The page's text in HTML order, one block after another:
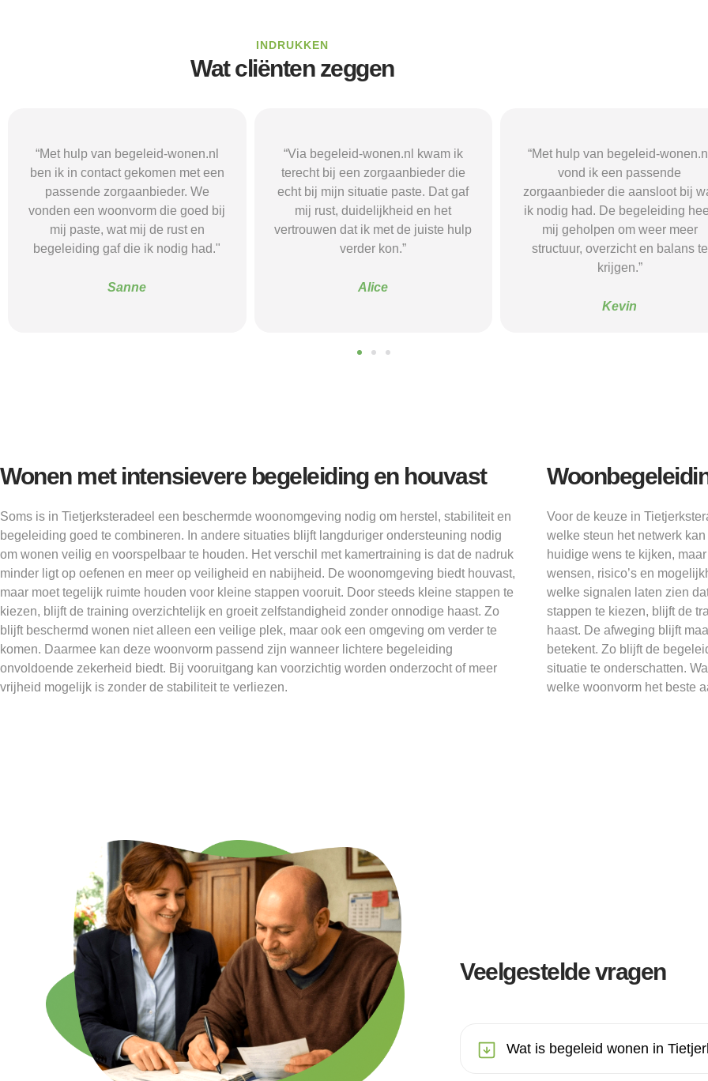
INDRUKKEN
Wat cliënten zeggen
“Via begeleid-wonen.nl kwam ik
terecht bij een zorgaanbieder die
echt bij mijn situatie paste. Dat gaf
mij rust, duidelijkheid en het
vertrouwen dat ik met de juiste hulp
verder kon.”
Alice
“Met hulp van begeleid-wonen.nl
vond ik een passende
zorgaanbieder die aansloot bij wat
ik nodig had. De begeleiding heeft
mij geholpen om weer meer
structuur, overzicht en balans te
“Met hulp van begeleid-wonen.nl
ben ik in contact gekomen met
passende zorgaanbieder. We
vonden een woonvorm die goed
mij paste, wat mij de rust en
begeleiding gaf die ik nodig had."
Wonen met intensievere begeleiding en houvast
Soms is in Tietjerksteradeel een beschermde woonomgeving nodig om herstel, stabiliteit en
begeleiding goed te combineren. In andere situaties blijft langduriger ondersteuning nodig
om wonen veilig en voorspelbaar te houden. Het verschil met kamertraining is dat de nadruk
minder ligt op oefenen en meer op veiligheid en nabijheid. De woonomgeving biedt houvast,
maar moet tegelijk ruimte houden voor kleine stappen vooruit. Door steeds kleine stappen te
kiezen, blijft de training overzichtelijk en groeit zelfstandigheid zonder onnodige haast. Zo
blijft beschermd wonen niet alleen een veilige plek, maar ook een omgeving om verder te
komen. Daarmee kan deze woonvorm passend zijn wanneer lichtere begeleiding
onvoldoende zekerheid biedt. Bij vooruitgang kan voorzichtig worden onderzocht of meer
vrijheid mogelijk is zonder de stabiliteit te verliezen.
Voor de keuze in
welke steun het netwerk
huidige wens te kijken,
wensen, risico’s en
welke signalen laten zien
stappen te kiezen, blijft de
haast. De afweging blijft
betekent. Zo blijft de
situatie te onderschatten.
welke woonvorm het beste
Veelgestelde vragen
Wat is begeleid wonen in